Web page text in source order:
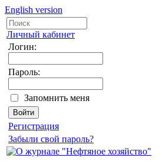
English version
Личный кабинет
Логин:
Пароль:
Запомнить меня
Регистрация
Забыли свой пароль?